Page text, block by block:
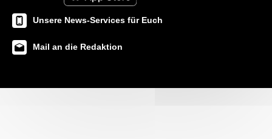
Unsere News-Services für Euch
Mail an die Redaktion